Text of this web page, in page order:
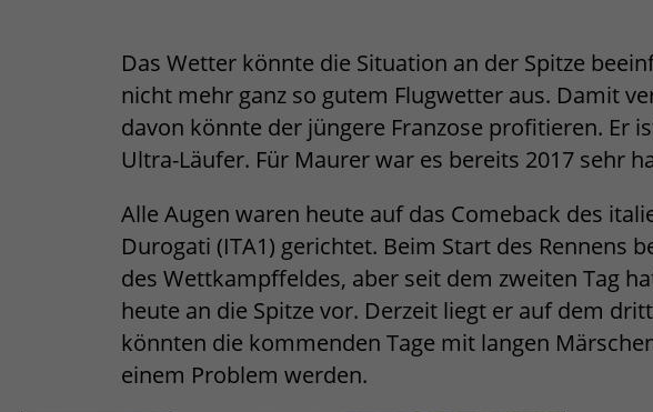
Das Wetter könnte die Situation an der Spitze
nicht mehr ganz so gutem Flugwetter aus. Damit
davon könnte der jüngere Franzose profitieren. Er
Ultra-Läufer. Für Maurer war es bereits 2017 sehr
Alle Augen waren heute auf das Comeback des
Durogati (ITA1) gerichtet. Beim Start des Rennens
des Wettkampffeldes, aber seit dem zweiten Tag
heute an die Spitze vor. Derzeit liegt er auf dem
könnten die kommenden Tage mit langen
einem Problem werden.